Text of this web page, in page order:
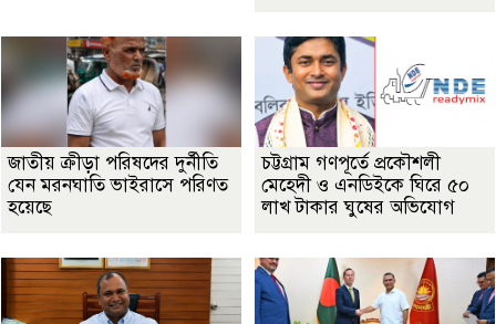
জাতীয় ক্রীড়া পরিষদের দুর্নীতি
যেন মরনঘাতি ভাইরাসে পরিণত
হয়েছে
চট্টগ্রাম গণপূর্তে প্রকৌশলী
মেহেদী ও এনডিইকে ঘিরে ৫০
লাখ টাকার ঘুষের অভিযোগ